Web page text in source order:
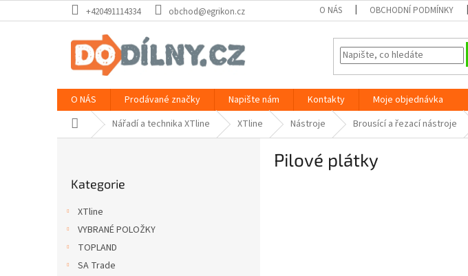
na
+420491114334 obchod@egrikon.cz O NÁS OBCHODNÍ PODMÍNKY
O NÁS Prodávané značky Napište nám Kontakty
Moje objednávka
Domů Nářadí a technika XTline XTline Nástroje Brousící a řezací nástroje
kategorie
Kategorie
XTline
VYBRANÉ POLOŽKY
TOPLAND
SA Trade
Pilové plátky